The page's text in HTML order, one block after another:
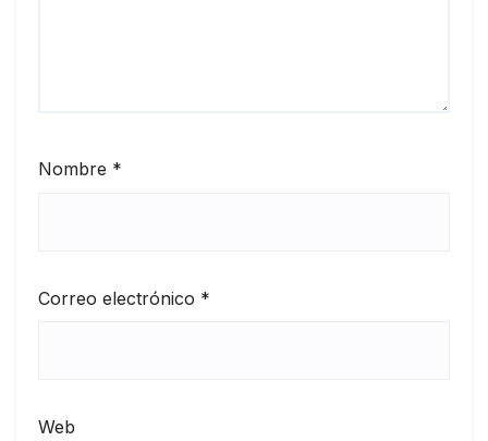
Nombre *
Correo electrónico *
Web